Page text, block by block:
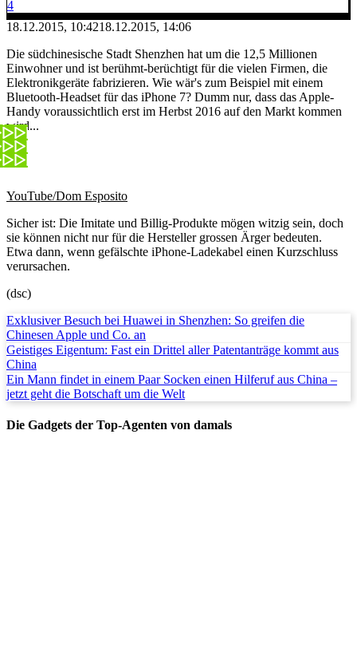
4
18.12.2015, 10:4218.12.2015, 14:06
Die südchinesische Stadt Shenzhen hat um die 12,5 Millionen
Einwohner und ist berühmt-berüchtigt für die vielen Firmen, die
Elektronikgeräte fabrizieren. Wie wär's zum Beispiel mit einem
Bluetooth-Headset für das iPhone 7? Dumm nur, dass das Apple-
Handy voraussichtlich erst im Herbst 2016 auf den Markt kommen
wird...
YouTube/Dom Esposito
Sicher ist: Die Imitate und Billig-Produkte mögen witzig sein, doch
sie können nicht nur für die Hersteller grossen Ärger bedeuten.
Etwa dann, wenn gefälschte iPhone-Ladekabel einen Kurzschluss
verursachen.
(dsc)
Exklusiver Besuch bei Huawei in Shenzhen: So greifen die
Chinesen Apple und Co. an
Geistiges Eigentum: Fast ein Drittel aller Patentanträge kommt aus
China
Ein Mann findet in einem Paar Socken einen Hilferuf aus China –
jetzt geht die Botschaft um die Welt
Die Gadgets der Top-Agenten von damals